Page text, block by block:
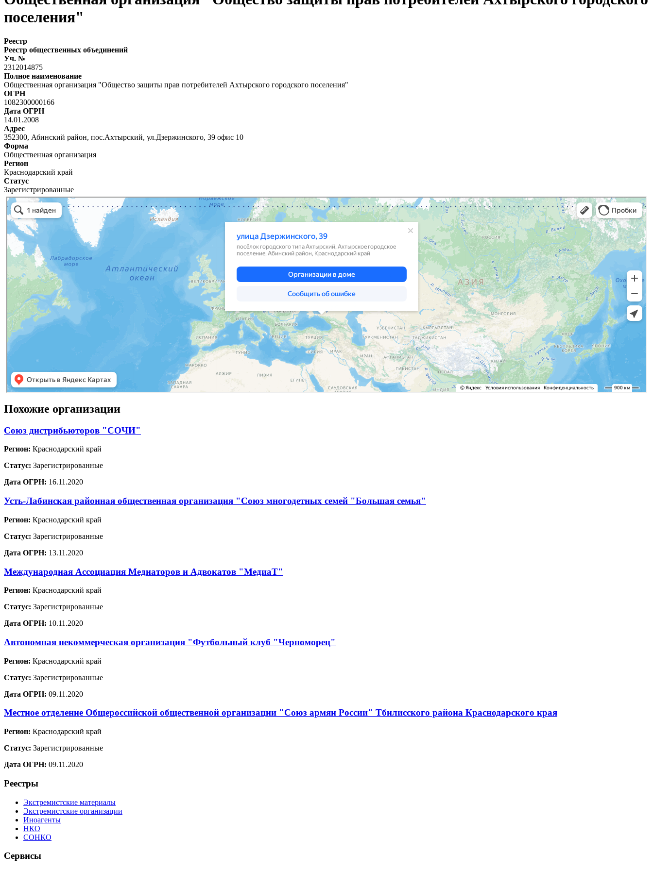
поселения"
Реестр
Реестр общественных объединений
Уч. №
2312014875
Полное наименование
Общественная организация "Общество защиты прав потребителей Ахтырского городского поселения"
ОГРН
1082300000166
Дата ОГРН
14.01.2008
Адрес
352300, Абинский район, пос.Ахтырский, ул.Дзержинского, 39 офис 10
Форма
Общественная организация
Регион
Краснодарский край
Статус
Зарегистрированные
Похожие организации
Союз дистрибьюторов "СОЧИ"
Регион: Краснодарский край
Статус: Зарегистрированные
Дата ОГРН: 16.11.2020
Усть-Лабинская районная общественная организация "Союз многодетных семей "Большая семья"
Регион: Краснодарский край
Статус: Зарегистрированные
Дата ОГРН: 13.11.2020
Международная Ассоциация Медиаторов и Адвокатов "МедиаТ"
Регион: Краснодарский край
Статус: Зарегистрированные
Дата ОГРН: 10.11.2020
Автономная некоммерческая организация "Футбольный клуб "Черноморец"
Регион: Краснодарский край
Статус: Зарегистрированные
Дата ОГРН: 09.11.2020
Местное отделение Общероссийской общественной организации "Союз армян России" Тбилисского района Краснодарского края
Регион: Краснодарский край
Статус: Зарегистрированные
Дата ОГРН: 09.11.2020
Реестры
Экстремистские материалы
Экстремистские организации
Иноагенты
НКО
СОНКО
Сервисы